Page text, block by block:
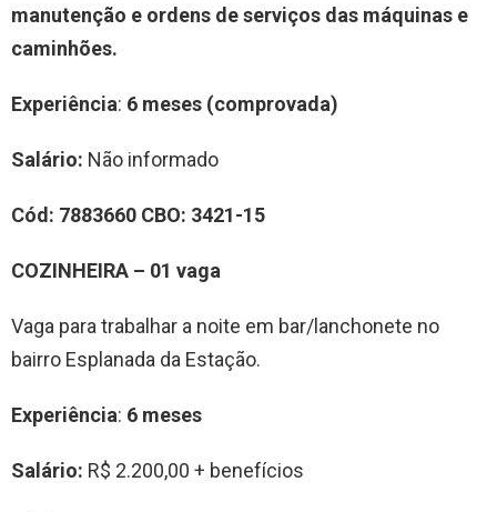
manutenção e ordens de serviços das máquinas e
caminhões.
Experiência: 6 meses (comprovada)
Salário: Não informado
Cód: 7883660 CBO: 3421-15
COZINHEIRA – 01 vaga
Vaga para trabalhar a noite em bar/lanchonete no
bairro Esplanada da Estação.
Experiência: 6 meses
Salário: R$ 2.200,00 + benefícios